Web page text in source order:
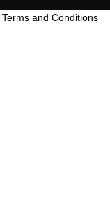
Terms and Conditions